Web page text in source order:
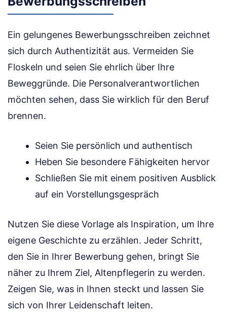
Ein gelungenes Bewerbungsschreiben zeichnet
sich durch Authentizität aus. Vermeiden Sie
Floskeln und seien Sie ehrlich über Ihre
Beweggründe. Die Personalverantwortlichen
möchten sehen, dass Sie wirklich für den Beruf
brennen.
Seien Sie persönlich und authentisch
Heben Sie besondere Fähigkeiten hervor
Schließen Sie mit einem positiven Ausblick
auf ein Vorstellungsgespräch
Nutzen Sie diese Vorlage als Inspiration, um Ihre
eigene Geschichte zu erzählen. Jeder Schritt,
den Sie in Ihrer Bewerbung gehen, bringt Sie
näher zu Ihrem Ziel, Altenpflegerin zu werden.
Zeigen Sie, was in Ihnen steckt und lassen Sie
sich von Ihrer Leidenschaft leiten.